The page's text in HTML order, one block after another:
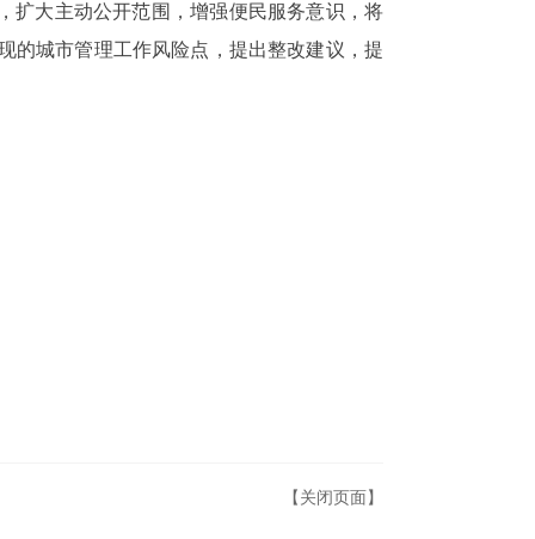
扩大主动公开范围，增强便民服务意识，将
的城市管理工作风险点，提出整改建议，提
【关闭页面】